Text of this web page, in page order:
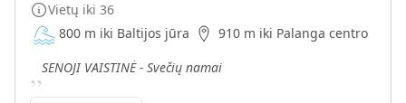
Vietų iki 36
800 m iki Baltijos jūra
910 m iki Palanga centro
„SENOJI VAISTINĖ - Svečių namai